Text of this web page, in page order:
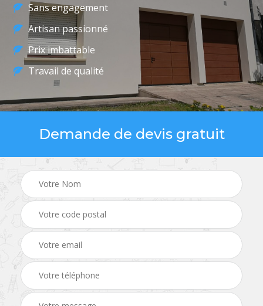
Sans engagement
Artisan passionné
Prix imbattable
Travail de qualité
Demande de devis gratuit